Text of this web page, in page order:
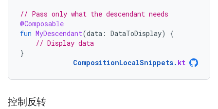
// Pass only what the descendant needs
@Composable
fun MyDescendant(data : DataToDisplay)
{
// Display data
}
CompositionLocalSnippets. kt
控制反转